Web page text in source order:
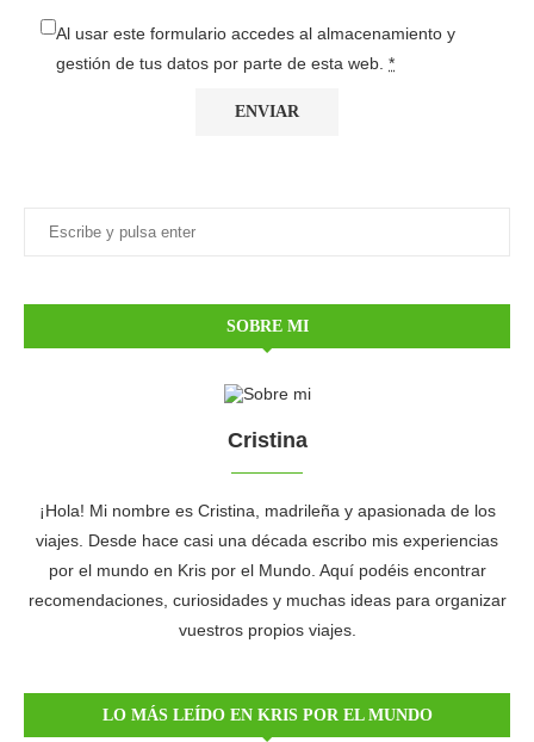
Al usar este formulario accedes al almacenamiento y
gestión de tus datos por parte de esta web. *
SOBRE MI
Cristina
¡Hola! Mi nombre es Cristina, madrileña y apasionada de los
viajes. Desde hace casi una década escribo mis experiencias
por el mundo en Kris por el Mundo. Aquí podéis encontrar
recomendaciones, curiosidades y muchas ideas para organizar
vuestros propios viajes.
LO MÁS LEÍDO EN KRIS POR EL MUNDO